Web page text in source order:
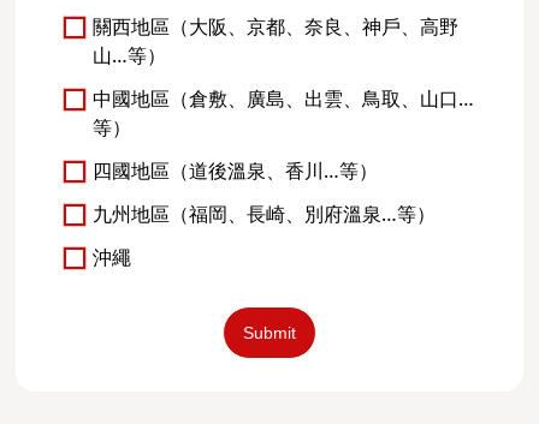
關西地區（大阪、京都、奈良、神戶、高野
山…等）
中國地區（倉敷、廣島、出雲、鳥取、山口…
等）
四國地區（道後溫泉、香川…等）
九州地區（福岡、長崎、別府溫泉…等）
沖繩